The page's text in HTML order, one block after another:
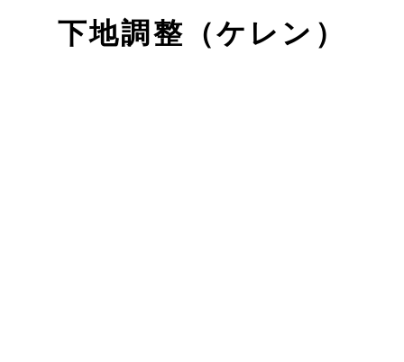
下地調整（ケレン）